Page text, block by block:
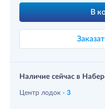
В
Наличие сейчас в
Центр лодок - 3